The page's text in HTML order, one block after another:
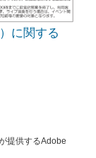
に関する
提供するAdobe